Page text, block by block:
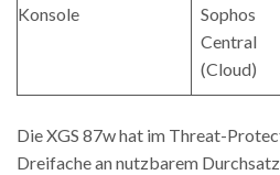
Konsole
Sophos
Central
(Cloud)
Die XGS 87w hat im Threat-
Dreifache an nutzbarem